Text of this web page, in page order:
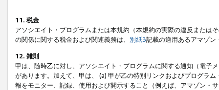
11. 税金
アソシエイト・プログラムまたは本規約（本規約の実際の違反または
の関係に関する税金および関連義務は、 別紙3記載の適用あるアマゾン
12. 雑則
甲は、随時乙に対し、アソシエイト・プログラムに関する通知（電子
があります。加えて、甲は、 (a) 甲が乙の特別リンクおよびプログラ
報をモニター、記録、使用および開示すること（例えば、アマゾン・